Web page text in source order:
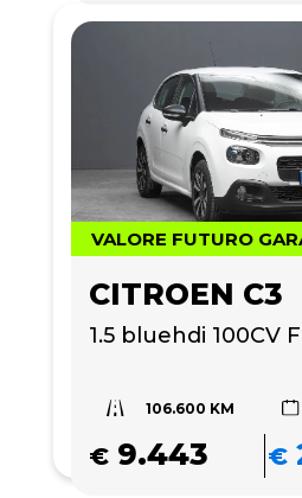
VALORE FUTURO
CITROEN C3
1.5 bluehdi 100CV
106.600 KM
€ 9.443 €